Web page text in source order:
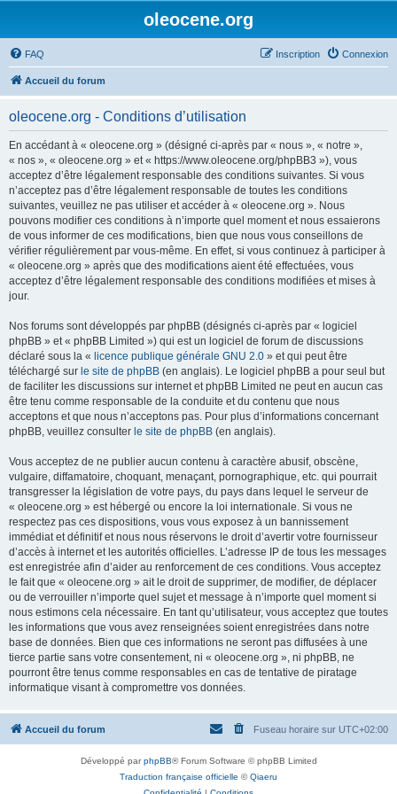
oleocene.org
FAQ Connexion
Inscription
Accueil du forum
oleocene.org - Conditions d’utilisation
En accédant à « oleocene.org » (désigné ci-après par « nous », « notre »,
« nos », « oleocene.org » et « https://www.oleocene.org/phpBB3 »), vous
acceptez d’être légalement responsable des conditions suivantes. Si vous
n’acceptez pas d’être légalement responsable de toutes les conditions
suivantes, veuillez ne pas utiliser et accéder à « oleocene.org ». Nous
pouvons modifier ces conditions à n’importe quel moment et nous essaierons
de vous informer de ces modifications, bien que nous vous conseillons de
vérifier régulièrement par vous-même. En effet, si vous continuez à participer à
« oleocene.org » après que des modifications aient été effectuées, vous
acceptez d’être légalement responsable des conditions modifiées et mises à
jour.
Nos forums sont développés par phpBB (désignés ci-après par « logiciel
phpBB » et « phpBB Limited ») qui est un logiciel de forum de discussions
déclaré sous la « licence publique générale GNU 2.0 » et qui peut être
téléchargé sur le site de phpBB (en anglais). Le logiciel phpBB a pour seul but
de faciliter les discussions sur internet et phpBB Limited ne peut en aucun cas
être tenu comme responsable de la conduite et du contenu que nous
acceptons et que nous n’acceptons pas. Pour plus d’informations concernant
phpBB, veuillez consulter le site de phpBB (en anglais).
Vous acceptez de ne publier aucun contenu à caractère abusif, obscène,
vulgaire, diffamatoire, choquant, menaçant, pornographique, etc. qui pourrait
transgresser la législation de votre pays, du pays dans lequel le serveur de
« oleocene.org » est hébergé ou encore la loi internationale. Si vous ne
respectez pas ces dispositions, vous vous exposez à un bannissement
immédiat et définitif et nous nous réservons le droit d’avertir votre fournisseur
d’accès à internet et les autorités officielles. L’adresse IP de tous les messages
est enregistrée afin d’aider au renforcement de ces conditions. Vous acceptez
le fait que « oleocene.org » ait le droit de supprimer, de modifier, de déplacer
ou de verrouiller n’importe quel sujet et message à n’importe quel moment si
nous estimons cela nécessaire. En tant qu’utilisateur, vous acceptez que toutes
les informations que vous avez renseignées soient enregistrées dans notre
base de données. Bien que ces informations ne seront pas diffusées à une
tierce partie sans votre consentement, ni « oleocene.org », ni phpBB, ne
pourront être tenus comme responsables en cas de tentative de piratage
informatique visant à compromettre vos données.
Accueil du forum Fuseau horaire sur UTC+02:00
Développé parphpBB® Forum Software © phpBB Limited
Traduction française officielle ©Qiaeru